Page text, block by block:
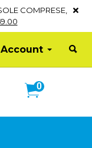
COMPRESE,
0